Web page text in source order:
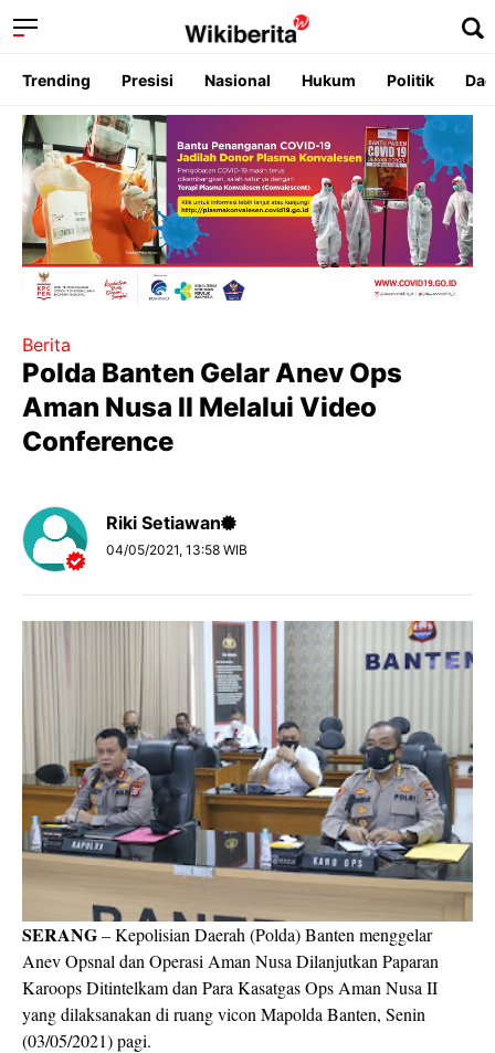
Trending Presisi Nasional Hukum Politik
Berita
Polda Banten Gelar Anev Ops
Aman Nusa II Melalui Video
Conference
Riki Setiawan
04/05/2021, 13:58 WIB
SERANG– Kepolisian Daerah (Polda) Banten menggelar
Anev Opsnal dan Operasi Aman Nusa Dilanjutkan Paparan
Karoops Ditintelkam dan Para Kasatgas Ops Aman Nusa II
yang dilaksanakan di ruang vicon Mapolda Banten, Senin
(03/05/2021) pagi.